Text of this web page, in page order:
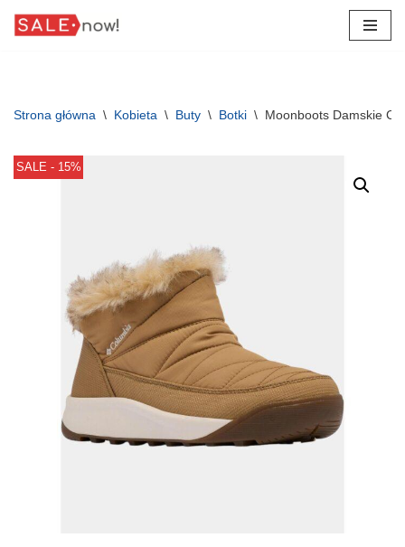
Strona główna \ Kobieta \ Buty \ Botki \ Moonboots Damskie
SALE - 15%